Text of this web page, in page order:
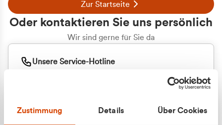
Zustimmung Details Über Cookies
Zur Startseite
Oder kontaktieren Sie uns persönlich
Wir sind gerne für Sie da
Unsere Service-Hotline
+49 177 8376058